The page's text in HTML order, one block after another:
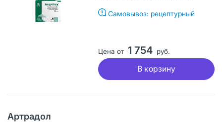
Самовывоз: рецептурный
Цена от 1 754 руб.
В корзину
Артрадол